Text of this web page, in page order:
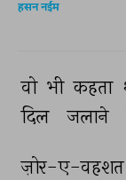
हसन नईम
वो भी कहता
दिल
जलाने
ज़ोर-ए-वहशत